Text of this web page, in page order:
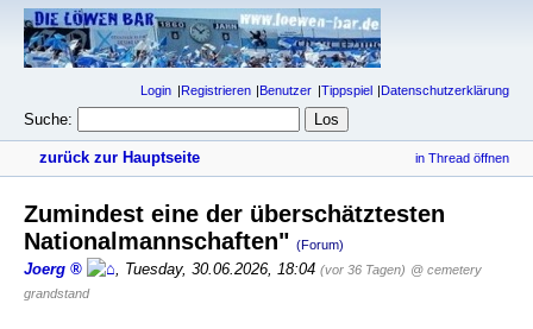
Login Registrieren Benutzer Tippspiel Datenschutzerklärung
Suche:
zurück zur Hauptseite in Thread öffnen
Zumindest eine der überschätztesten
Nationalmannschaften" (Forum)
Joerg , Tuesday, 30.06.2026, 18:04 (vor 36 Tagen) @ cemetery
grandstand